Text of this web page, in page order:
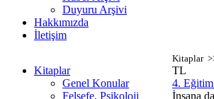
Duyuru Arşivi
Hakkımızda
İletişim
Kitaplar
Genel Konular
Felsefe, Psikoloji
Kitaplar
TL
4.
İnsana